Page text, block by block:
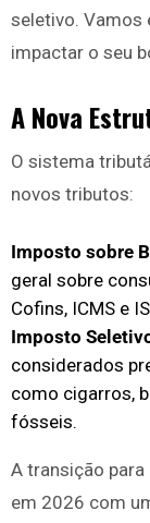
seletivo. Vamos
impactar o seu
A Nova
O sistema
novos tributos:
Imposto sobre
geral sobre
Cofins, ICMS e
Imposto
considerados
como cigarros,
fósseis.
A transição
em 2026 com